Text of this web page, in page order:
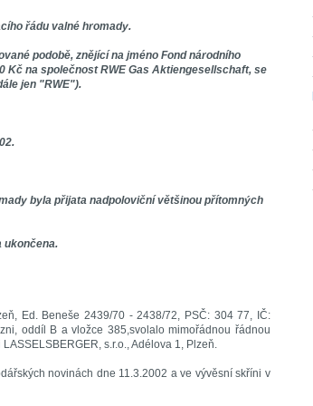
řádu valné hromady.
podobě, znějící na jméno Fond národního
Kč na společnost RWE Gas Aktiengesellschaft, se
jen "RWE").
byla přijata nadpoloviční většinou přítomných
ukončena.
Ed. Beneše 2439/70 - 2438/72, PSČ: 304 77, IČ:
oddíl B a vložce 385,svolalo mimořádnou řádnou
s.r.o., Adélova 1, Plzeň.
novinách dne 11.3.2002 a ve vývěsní skříni v